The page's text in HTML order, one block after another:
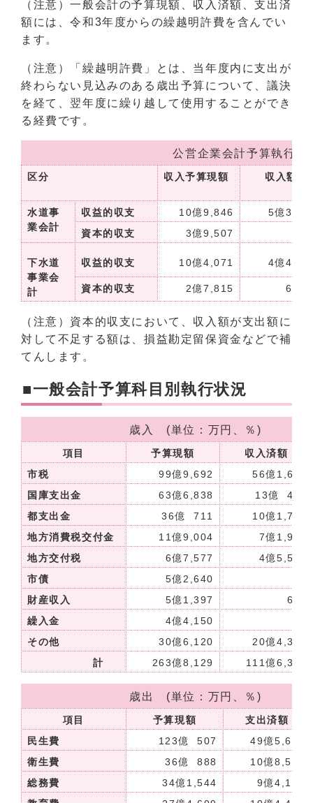
（注意）一般会計の予算現額、収入済額、支出済
額には、令和3年度からの繰越明許費を含んでい
ます。
（注意）「繰越明許費」とは、当年度内に支出が
終わらない見込みのある歳出予算について、議決
を経て、翌年度に繰り越して使用することができ
る経費です。
公営企業会計予算執行
区分 収入予算現額 収入額
水道事
業会計
収益的収支 10億9,846
5億
資本的収支
3億9,507
下水道
事業会
計
収益的収支 10億4,071 4億
資本的収支 2億7,815
（注意）資本的収支において、収入額が支出額に
対して不足する額は、損益勘定留保資金などで補
てんします。
■一般会計予算科目別執行状況
歳入 (単位：万円、％)
項目 予算現額
収入済額
市税
99億9,692
56億1,609
国庫支出金
63億6,838
13億 447
都支出金
36億 711
10億1,783
地方消費税交付金
11億9,004
7億1,942
地方交付税
6億7,577
4億5,597
市債
5億2,640
財産収入
5億1,397
672
繰入金
4億4,150
その他
30億6,120
20億4,336
計
263億8,129 111億6,386
歳出 (単位：万円、％)
項目 予算現額
支出済額
民生費
123億 507
49億5,603
衛生費
36億 888
10億8,566
総務費
34億1,544
9億4,152